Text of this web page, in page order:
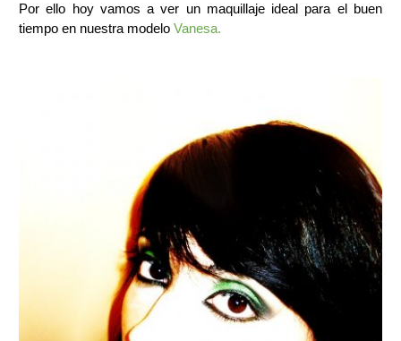
Por ello hoy vamos a ver un maquillaje ideal para el buen
tiempo en nuestra modelo Vanesa.